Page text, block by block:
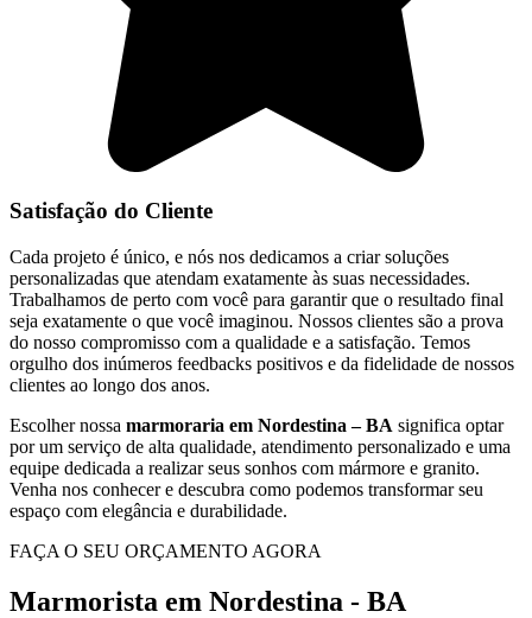
Satisfação do Cliente
Cada projeto é único, e nós nos dedicamos a criar soluções
personalizadas que atendam exatamente às suas necessidades.
Trabalhamos de perto com você para garantir que o resultado final
seja exatamente o que você imaginou. Nossos clientes são a prova
do nosso compromisso com a qualidade e a satisfação. Temos
orgulho dos inúmeros feedbacks positivos e da fidelidade de nossos
clientes ao longo dos anos.
Escolher nossa marmoraria em Nordestina – BA significa optar
por um serviço de alta qualidade, atendimento personalizado e uma
equipe dedicada a realizar seus sonhos com mármore e granito.
Venha nos conhecer e descubra como podemos transformar seu
espaço com elegância e durabilidade.
FAÇA O SEU ORÇAMENTO AGORA
Marmorista em Nordestina - BA